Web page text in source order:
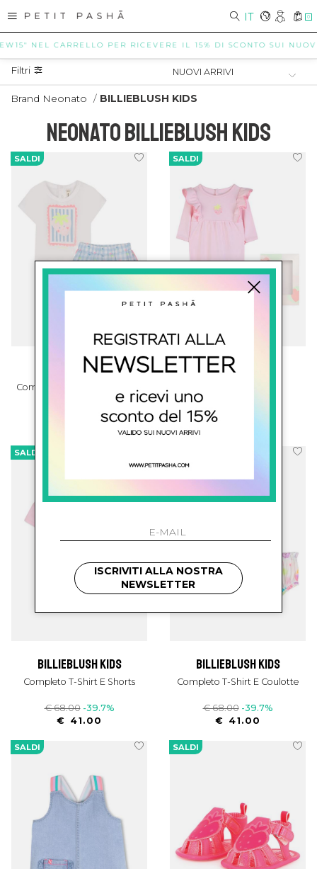
IT 0
NEL CARRELLO PER RICEVERE IL 15% DI SCONTO SUI
Filtri
Brand Neonato / BILLIEBLUSH KIDS
NEONATO BILLIEBLUSH KIDS
SALDI
billieblush kids
Completo T-Shirt E Pantaloni
-39.7%
SALDI
billieblush kids
€ 56.00
SALDI
billieblush kids
Completo T-Shirt E Shorts
€ 68.00 -39.7%
€ 41.00
billieblush kids
Completo T-Shirt E Coulotte
€ 68.00 -39.7%
€ 41.00
SALDI SALDI
ISCRIVITI ALLA NOSTRA
NEWSLETTER